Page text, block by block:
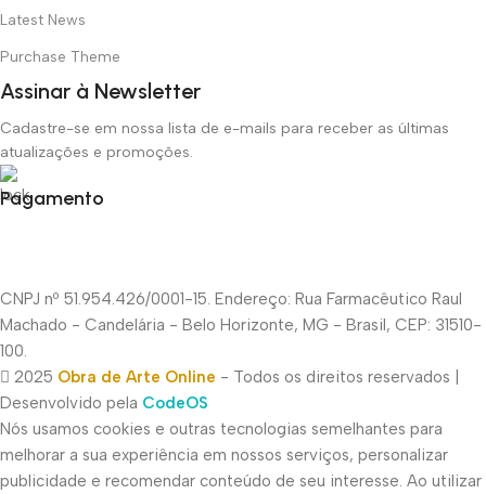
Latest News
Purchase Theme
Assinar à Newsletter
Cadastre-se em nossa lista de e-mails para receber as últimas
atualizações e promoções.
Pagamento
CNPJ nº 51.954.426/0001-15. Endereço: Rua Farmacêutico Raul
Machado - Candelária - Belo Horizonte, MG - Brasil, CEP: 31510-
100.
2025 Obra de Arte Online - Todos os direitos reservados |
Desenvolvido pela CodeOS
Nós usamos cookies e outras tecnologias semelhantes para
melhorar a sua experiência em nossos serviços, personalizar
publicidade e recomendar conteúdo de seu interesse. Ao utilizar